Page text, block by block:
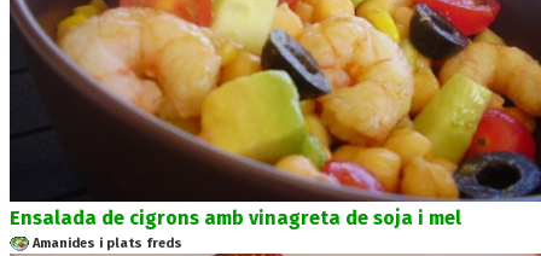
Ensalada de cigrons amb vinagreta de soja i mel
Amanides i plats freds